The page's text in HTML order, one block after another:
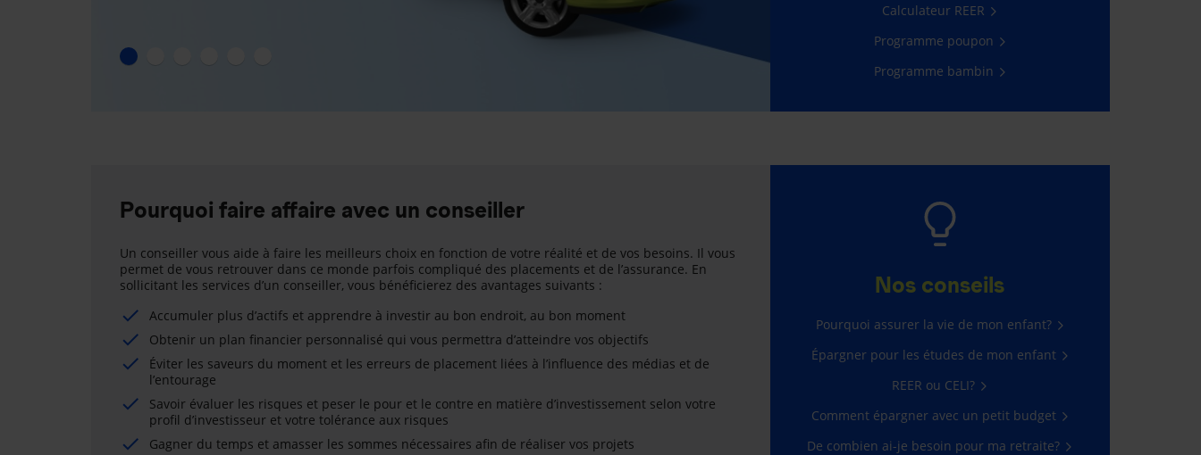
Calculateur REER
Programme poupon
Programme bambin
Pourquoi faire affaire avec un conseiller
Un conseiller vous aide à faire les meilleurs choix en fonction de votre réalité et de vos besoins. Il vous
permet de vous retrouver dans ce monde parfois compliqué des placements et de l’assurance. En
sollicitant les services d’un conseiller, vous bénéficierez des avantages suivants :
Accumuler plus d’actifs et apprendre à investir au bon endroit, au bon moment
Obtenir un plan financier personnalisé qui vous permettra d’atteindre vos objectifs
Éviter les saveurs du moment et les erreurs de placement liées à l’influence des médias et de
l’entourage
Savoir évaluer les risques et peser le pour et le contre en matière d’investissement selon votre
profil d’investisseur et votre tolérance aux risques
Gagner du temps et amasser les sommes nécessaires afin de réaliser vos projets
Nos conseils
Pourquoi assurer la vie de mon enfant?
Épargner pour les études de mon enfant
REER ou CELI?
Comment épargner avec un petit budget
De combien ai-je besoin pour ma retraite?